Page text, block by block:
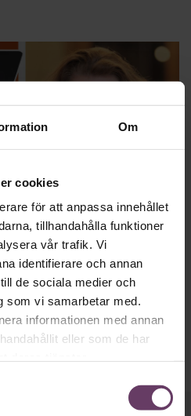
Om
cookies
för att anpassa innehållet
tillhandahålla funktioner
vår trafik. Vi
identifierare och annan
de sociala medier och
som vi samarbetar med.
informationen med annan
eller som de har
näthatar – här
när arbetsgivarens intresse
inlägg. Det menar Paula